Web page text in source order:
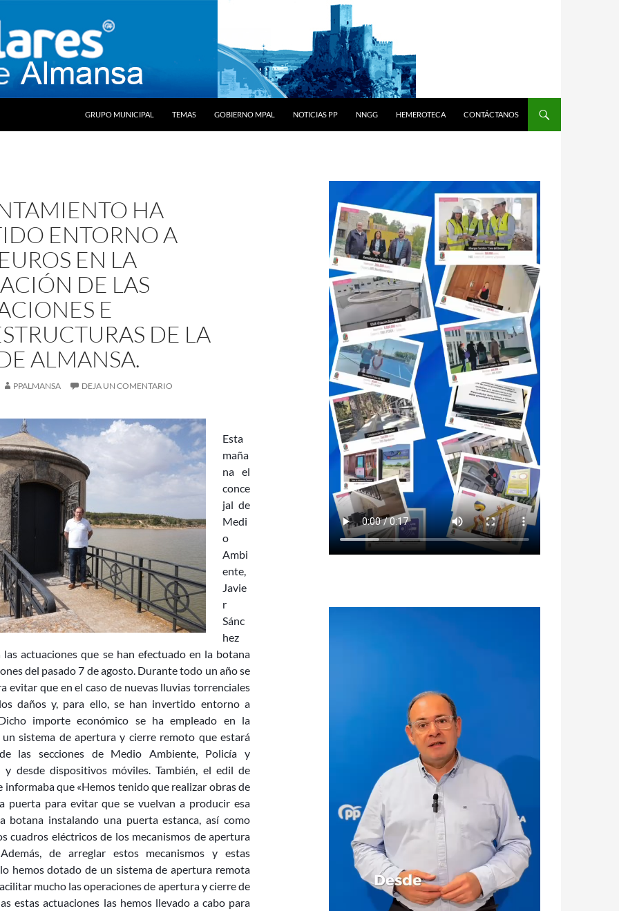
GRUPO MUNICIPAL
TEMAS GOBIERNO MPAL NOTICIAS PP NNGG HEMEROTECA CONTÁCTANOS
HA
ENTORNO A
EN LA
DE LAS
E
DE LA
ALMANSA.
PPALMANSA DEJA UN COMENTARIO
Esta
maña
na el
conce
jal de
Medi
o
Ambi
ente,
Javie
r
Sánc
hez
las actuaciones que se han efectuado en la botana
del pasado 7 de agosto. Durante todo un año se
evitar que en el caso de nuevas lluvias torrenciales
daños y, para ello, se han invertido entorno a
importe económico se ha empleado en la
sistema de apertura y cierre remoto que estará
las secciones de Medio Ambiente, Policía y
y desde dispositivos móviles. También, el edil de
que «Hemos tenido que realizar obras de
puerta para evitar que se vuelvan a producir esa
botana instalando una puerta estanca, así como
cuadros eléctricos de los mecanismos de apertura
de arreglar estos mecanismos y estas
hemos dotado de un sistema de apertura remota
mucho las operaciones de apertura y cierre de
estas actuaciones las hemos llevado a cabo para